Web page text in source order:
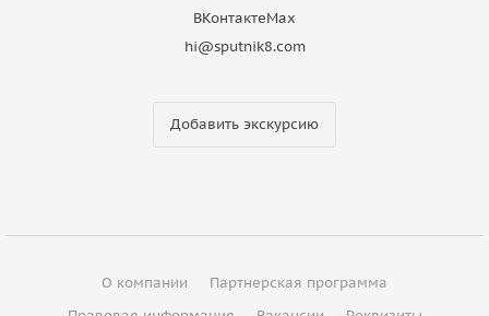
ВКонтактеMax
hi@sputnik8.com
Добавить экскурсию
О компании
Партнерская программа